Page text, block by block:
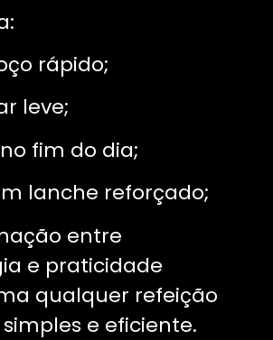
rápido;
leve;
fim do dia;
lanche reforçado;
entre
e praticidade
qualquer refeição
e eficiente.